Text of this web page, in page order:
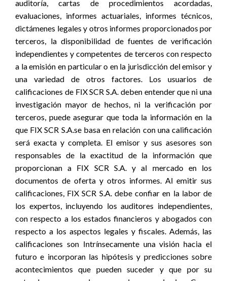
auditoría, cartas de procedimientos acordadas,
evaluaciones, informes actuariales, informes técnicos,
dictámenes legales y otros informes proporcionados por
terceros, la disponibilidad de fuentes de verificación
independientes y competentes de terceros con respecto
a la emisión en particular o en la jurisdicción del emisor y
una variedad de otros factores. Los usuarios de
calificaciones de FIX SCR S.A. deben entender que ni una
investigación mayor de hechos, ni la verificación por
terceros, puede asegurar que toda la información en la
que FIX SCR S.A.se basa en relación con una calificación
será exacta y completa. El emisor y sus asesores son
responsables de la exactitud de la información que
proporcionan a FIX SCR S.A. y al mercado en los
documentos de oferta y otros informes. Al emitir sus
calificaciones, FIX SCR S.A. debe confiar en la labor de
los expertos, incluyendo los auditores independientes,
con respecto a los estados financieros y abogados con
respecto a los aspectos legales y fiscales. Además, las
calificaciones son Intrínsecamente una visión hacia el
futuro e incorporan las hipótesis y predicciones sobre
acontecimientos que pueden suceder y que por su